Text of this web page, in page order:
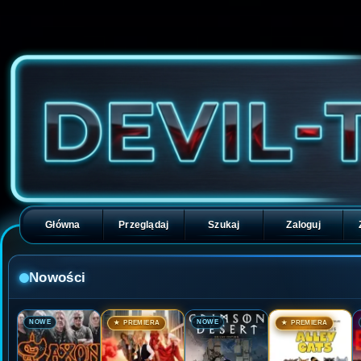
Główna Przeglądaj Szukaj Zaloguj
Nowości
🎬NOWE 🎬★ PREMIERA 🎬NOWE 🎬★ PREMIERA